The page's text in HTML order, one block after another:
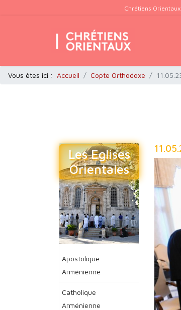
Chrétiens
Vous êtes ici : Accueil Copte Orthodoxe
Les Eglises
Orientales
Apostolique
Arménienne
Catholique
Arménienne